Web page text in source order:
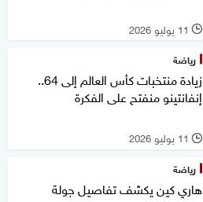
l 11 يوليو 2026
رياضة
زيادة منتخبات كأس العالم إلى 64..
إنفانتينو منفتح على الفكرة
l 11 يوليو 2026
رياضة
هاري كين يكشف تفاصيل جولة